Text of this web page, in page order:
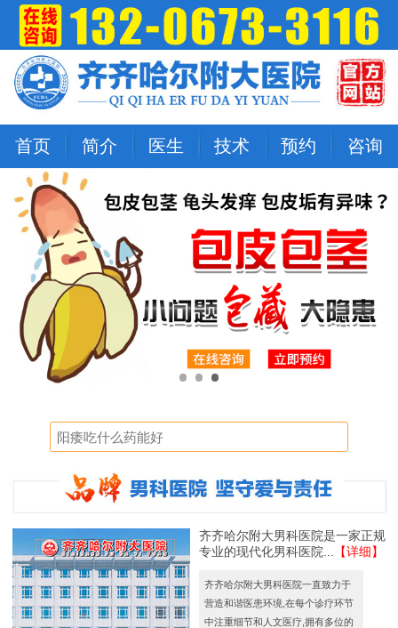
首页 简介 医生 技术 预约 咨询
齐齐哈尔附大男科医院是一家正规
专业的现代化男科医院...
【详细】
齐齐哈尔附大男科医院一直致力于
营造和谐医患环境,在每个诊疗环节
中注重细节和人文医疗,拥有多位的